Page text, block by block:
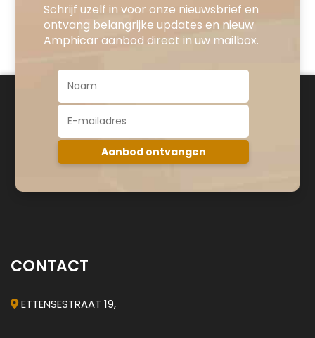
Schrijf uzelf in voor onze nieuwsbrief en
ontvang belangrijke updates en nieuw
Amphicar aanbod direct in uw mailbox.
CONTACT
ETTENSESTRAAT 19,